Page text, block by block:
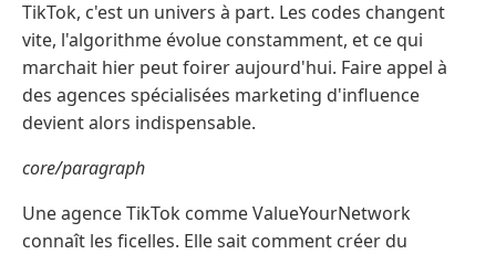
TikTok, c'est un univers à part. Les codes changent
vite, l'algorithme évolue constamment, et ce qui
marchait hier peut foirer aujourd'hui. Faire appel à
des agences spécialisées marketing d'influence
devient alors indispensable.
core/paragraph
Une agence TikTok comme ValueYourNetwork
connaît les ficelles. Elle sait comment créer du